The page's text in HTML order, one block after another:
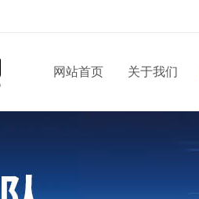
网站首页 关于我们